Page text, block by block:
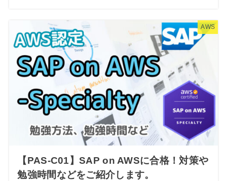
AWS
【PAS-C01】SAP on AWSに合格！対策や
勉強時間などをご紹介します。